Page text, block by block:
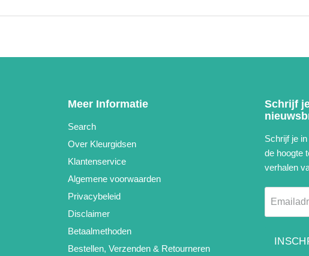
Meer Informatie
Search
Over Kleurgidsen
Klantenservice
Algemene voorwaarden
Privacybeleid
Disclaimer
Betaalmethoden
Bestellen, Verzenden & Retourneren
Schrijf
Schrijf je
de hoogte
verhalen